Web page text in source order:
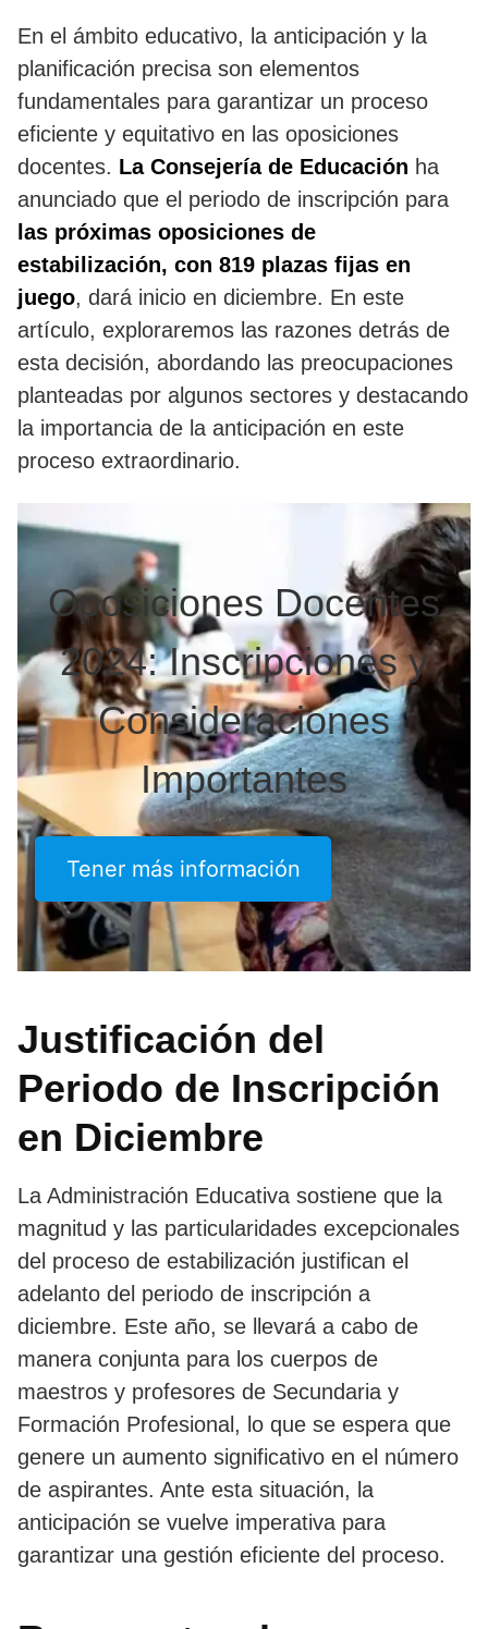
En el ámbito educativo, la anticipación y la
planificación precisa son elementos
fundamentales para garantizar un proceso
eficiente y equitativo en las oposiciones
docentes. La Consejería de Educación ha
anunciado que el periodo de inscripción para
las próximas oposiciones de
estabilización, con 819 plazas fijas en
juego, dará inicio en diciembre. En este
artículo, exploraremos las razones detrás de
esta decisión, abordando las preocupaciones
planteadas por algunos sectores y destacando
la importancia de la anticipación en este
proceso extraordinario.
Oposiciones Docentes
2024: Inscripciones y
Consideraciones
Importantes
Tener más información
Justificación del
Periodo de Inscripción
en Diciembre
La Administración Educativa sostiene que la
magnitud y las particularidades excepcionales
del proceso de estabilización justifican el
adelanto del periodo de inscripción a
diciembre. Este año, se llevará a cabo de
manera conjunta para los cuerpos de
maestros y profesores de Secundaria y
Formación Profesional, lo que se espera que
genere un aumento significativo en el número
de aspirantes. Ante esta situación, la
anticipación se vuelve imperativa para
garantizar una gestión eficiente del proceso.